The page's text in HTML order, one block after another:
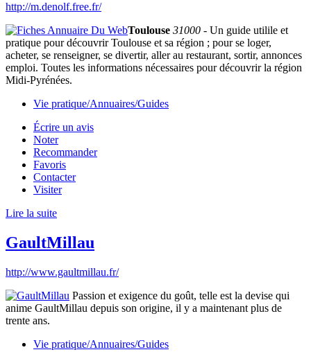
http://m.denolf.free.fr/
Toulouse 31000 - Un guide utilile et
pratique pour découvrir Toulouse et sa région ; pour se loger,
acheter, se renseigner, se divertir, aller au restaurant, sortir, annonces
emploi. Toutes les informations nécessaires pour découvrir la région
Midi-Pyrénées.
Vie pratique/Annuaires/Guides
Écrire un avis
Noter
Recommander
Favoris
Contacter
Visiter
Lire la suite
GaultMillau
http://www.gaultmillau.fr/
Passion et exigence du goût, telle est la devise qui
anime GaultMillau depuis son origine, il y a maintenant plus de
trente ans.
Vie pratique/Annuaires/Guides